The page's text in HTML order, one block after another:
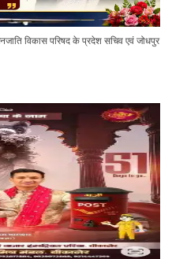
विकास परिषद के प्रदेश सचिव एवं जोधपुर